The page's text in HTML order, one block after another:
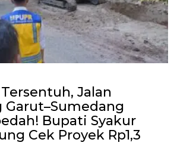
Tersentuh, Jalan
Bupati Syakur
Cek Proyek Rp1,3